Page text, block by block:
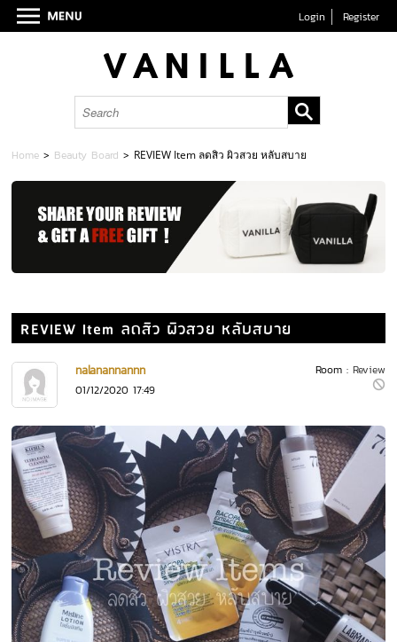
Login Register
Home > Beauty Board > REVIEW Item ลดสิว ผิวสวย หลับสบาย
REVIEW Item ลดสิว ผิวสวย หลับสบาย
Room : Review
nalanannannn
01/12/2020 17:49